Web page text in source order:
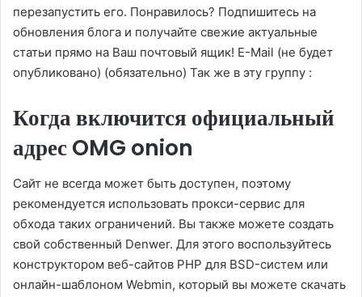
перезапустить его. Понравилось? Подпишитесь на
обновления блога и получайте свежие актуальные
статьи прямо на Ваш почтовый ящик! E-Mail (не будет
опубликовано) (обязательно) Так же в эту группу :
Когда включится официальный
адрес OMG onion
Сайт не всегда может быть доступен, поэтому
рекомендуется использовать прокси-сервис для
обхода таких ограничений. Вы также можете создать
свой собственный Denwer. Для этого воспользуйтесь
конструктором веб-сайтов PHP для BSD-систем или
онлайн-шаблоном Webmin, который вы можете скачать